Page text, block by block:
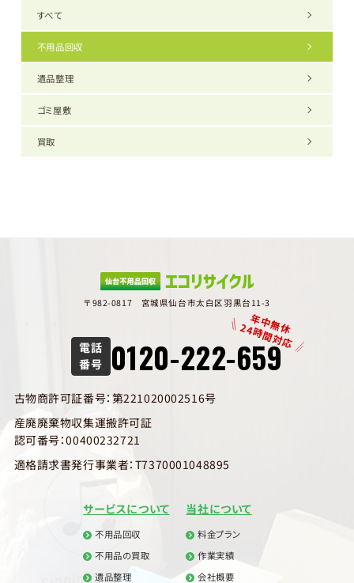
すべて
不用品回収
遺品整理
ゴミ屋敷
買取
〒982-0817 宮城県仙台市太白区羽黒台11-3
電話
番号
0120-222-659
年中無休
24時間対応
古物商許可証番号：第221020002516号
産廃廃棄物収集運搬許可証
認可番号：00400232721
適格請求書発行事業者：T7370001048895
サービスについて
不用品回収
不用品の買取
遺品整理
当社について
料金プラン
作業実績
会社概要